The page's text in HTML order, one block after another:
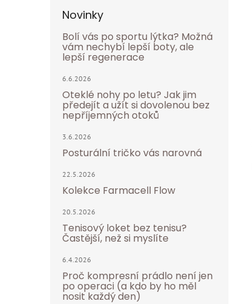
Novinky
Bolí vás po sportu lýtka? Možná
vám nechybí lepší boty, ale
lepší regenerace
6.6.2026
Oteklé nohy po letu? Jak jim
předejít a užít si dovolenou bez
nepříjemných otoků
3.6.2026
Posturální tričko vás narovná
22.5.2026
Kolekce Farmacell Flow
20.5.2026
Tenisový loket bez tenisu?
Častější, než si myslíte
6.4.2026
Proč kompresní prádlo není jen
po operaci (a kdo by ho měl
nosit každý den)